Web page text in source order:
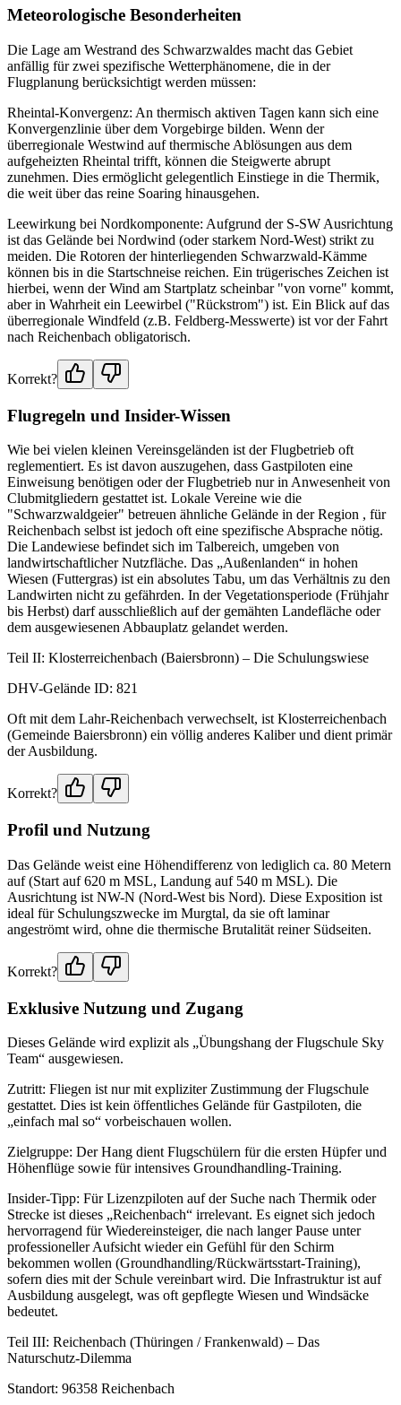
Meteorologische Besonderheiten
Die Lage am Westrand des Schwarzwaldes macht das Gebiet
anfällig für zwei spezifische Wetterphänomene, die in der
Flugplanung berücksichtigt werden müssen:
Rheintal-Konvergenz: An thermisch aktiven Tagen kann sich eine
Konvergenzlinie über dem Vorgebirge bilden. Wenn der
überregionale Westwind auf thermische Ablösungen aus dem
aufgeheizten Rheintal trifft, können die Steigwerte abrupt
zunehmen. Dies ermöglicht gelegentlich Einstiege in die Thermik,
die weit über das reine Soaring hinausgehen.
Leewirkung bei Nordkomponente: Aufgrund der S-SW Ausrichtung
ist das Gelände bei Nordwind (oder starkem Nord-West) strikt zu
meiden. Die Rotoren der hinterliegenden Schwarzwald-Kämme
können bis in die Startschneise reichen. Ein trügerisches Zeichen ist
hierbei, wenn der Wind am Startplatz scheinbar "von vorne" kommt,
aber in Wahrheit ein Leewirbel ("Rückstrom") ist. Ein Blick auf das
überregionale Windfeld (z.B. Feldberg-Messwerte) ist vor der Fahrt
nach Reichenbach obligatorisch.
Korrekt?
Flugregeln und Insider-Wissen
Wie bei vielen kleinen Vereinsgeländen ist der Flugbetrieb oft
reglementiert. Es ist davon auszugehen, dass Gastpiloten eine
Einweisung benötigen oder der Flugbetrieb nur in Anwesenheit von
Clubmitgliedern gestattet ist. Lokale Vereine wie die
"Schwarzwaldgeier" betreuen ähnliche Gelände in der Region , für
Reichenbach selbst ist jedoch oft eine spezifische Absprache nötig.
Die Landewiese befindet sich im Talbereich, umgeben von
landwirtschaftlicher Nutzfläche. Das „Außenlanden“ in hohen
Wiesen (Futtergras) ist ein absolutes Tabu, um das Verhältnis zu den
Landwirten nicht zu gefährden. In der Vegetationsperiode (Frühjahr
bis Herbst) darf ausschließlich auf der gemähten Landefläche oder
dem ausgewiesenen Abbauplatz gelandet werden.
Teil II: Klosterreichenbach (Baiersbronn) – Die Schulungswiese
DHV-Gelände ID: 821
Oft mit dem Lahr-Reichenbach verwechselt, ist Klosterreichenbach
(Gemeinde Baiersbronn) ein völlig anderes Kaliber und dient primär
der Ausbildung.
Korrekt?
Profil und Nutzung
Das Gelände weist eine Höhendifferenz von lediglich ca. 80 Metern
auf (Start auf 620 m MSL, Landung auf 540 m MSL). Die
Ausrichtung ist NW-N (Nord-West bis Nord). Diese Exposition ist
ideal für Schulungszwecke im Murgtal, da sie oft laminar
angeströmt wird, ohne die thermische Brutalität reiner Südseiten.
Korrekt?
Exklusive Nutzung und Zugang
Dieses Gelände wird explizit als „Übungshang der Flugschule Sky
Team“ ausgewiesen.
Zutritt: Fliegen ist nur mit expliziter Zustimmung der Flugschule
gestattet. Dies ist kein öffentliches Gelände für Gastpiloten, die
„einfach mal so“ vorbeischauen wollen.
Zielgruppe: Der Hang dient Flugschülern für die ersten Hüpfer und
Höhenflüge sowie für intensives Groundhandling-Training.
Insider-Tipp: Für Lizenzpiloten auf der Suche nach Thermik oder
Strecke ist dieses „Reichenbach“ irrelevant. Es eignet sich jedoch
hervorragend für Wiedereinsteiger, die nach langer Pause unter
professioneller Aufsicht wieder ein Gefühl für den Schirm
bekommen wollen (Groundhandling/Rückwärtsstart-Training),
sofern dies mit der Schule vereinbart wird. Die Infrastruktur ist auf
Ausbildung ausgelegt, was oft gepflegte Wiesen und Windsäcke
bedeutet.
Teil III: Reichenbach (Thüringen / Frankenwald) – Das
Naturschutz-Dilemma
Standort: 96358 Reichenbach